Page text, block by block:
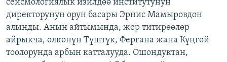
ЭЖЕ-СИҢДИЛЕР
АЗАТТЫК+
ЫҢГАЙСЫЗ СУРООЛОР
ОНЛАЙН ШЕРИНЕ
сейсмологиялык изилдөө институтунун
директорунун орун басары Эрнис Мамыровдон
алынды. Анын айтымында, жер титирөөлөр
айрыкча, өлкөнүн Түштүк, Фергана жана Күңгөй
тоолорунда арбын катталууда. Ошондуктан,